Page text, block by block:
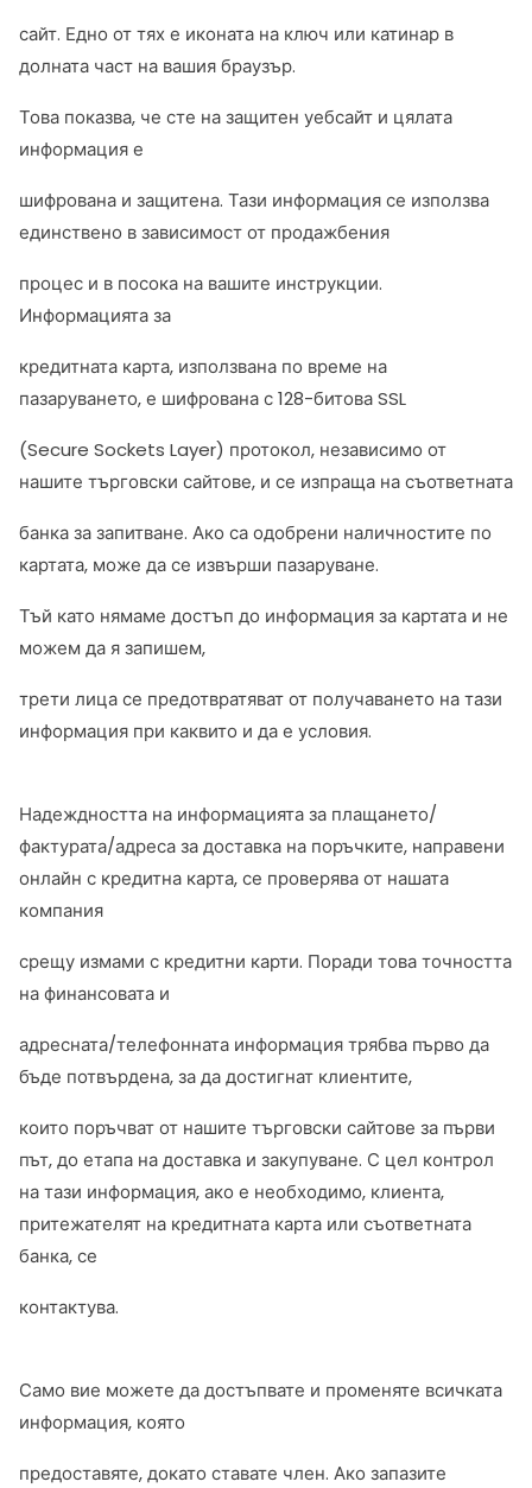
сайт. Едно от тях е иконата на ключ или катинар в
долната част на вашия браузър.
Това показва, че сте на защитен уебсайт и цялата
информация е
шифрована и защитена. Тази информация се използва
единствено в зависимост от продажбения
процес и в посока на вашите инструкции.
Информацията за
кредитната карта, използвана по време на
пазаруването, е шифрована с 128-битова SSL
(Secure Sockets Layer) протокол, независимо от
нашите търговски сайтове, и се изпраща на съответната
банка за запитване. Ако са одобрени наличностите по
картата, може да се извърши пазаруване.
Тъй като нямаме достъп до информация за картата и не
можем да я запишем,
трети лица се предотвратяват от получаването на тази
информация при каквито и да е условия.
Надеждността на информацията за плащането/
фактурата/адреса за доставка на поръчките, направени
онлайн с кредитна карта, се проверява от нашата
компания
срещу измами с кредитни карти. Поради това точността
на финансовата и
адресната/телефонната информация трябва първо да
бъде потвърдена, за да достигнат клиентите,
които поръчват от нашите търговски сайтове за първи
път, до етапа на доставка и закупуване. С цел контрол
на тази информация, ако е необходимо, клиента,
притежателят на кредитната карта или съответната
банка, се
контактува.
Само вие можете да достъпвате и променяте всичката
информация, която
предоставяте, докато ставате член. Ако запазите